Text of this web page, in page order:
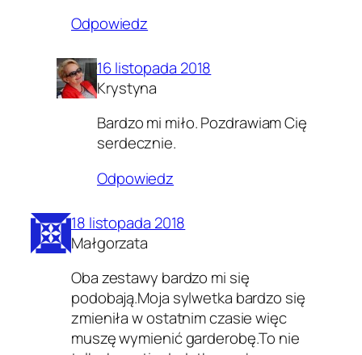
Odpowiedz
16 listopada 2018
Krystyna
Bardzo mi miło. Pozdrawiam Cię
serdecznie.
Odpowiedz
18 listopada 2018
Małgorzata
Oba zestawy bardzo mi się
podobają.Moja sylwetka bardzo się
zmieniła w ostatnim czasie więc
muszę wymienić garderobę.To nie